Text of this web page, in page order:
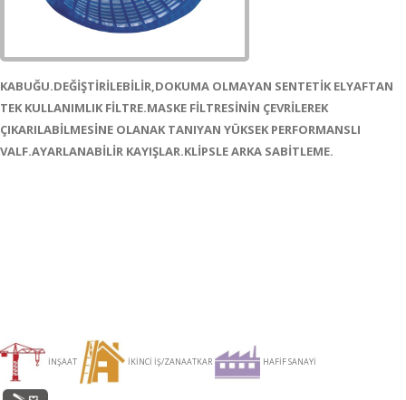
KABUĞU.DEĞİŞTİRİLEBİLİR,DOKUMA OLMAYAN SENTETİK ELYAFTAN
TEK KULLANIMLIK FİLTRE.MASKE FİLTRESİNİN ÇEVRİLEREK
ÇIKARILABİLMESİNE OLANAK TANIYAN YÜKSEK PERFORMANSLI
VALF.AYARLANABİLİR KAYIŞLAR.KLİPSLE ARKA SABİTLEME.
İNŞAAT İKİNCİ İŞ/ZANAATKAR HAFİF SANAYİ